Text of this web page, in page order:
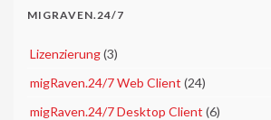
MIGRAVEN.24/7
Lizenzierung(3)
migRaven.24/7 Web Client (24)
migRaven.24/7 Desktop Client (6)